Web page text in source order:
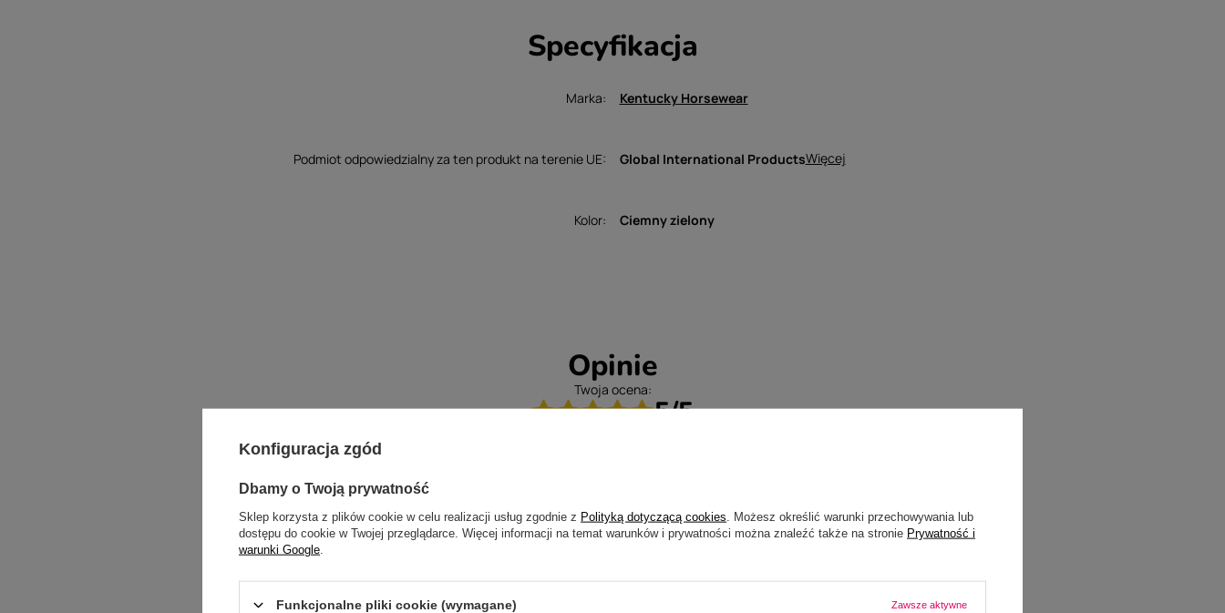
Specyfikacja
Marka Kentucky Horsewear
Podmiot odpowiedzialny za ten produkt na terenie UE Global International ProductsWięcej
Kolor Ciemny zielony
Opinie
Twoja ocena:
5/5
Konfiguracja zgód
Dbamy o Twoją prywatność
Sklep korzysta z plików cookie w celu realizacji usług zgodnie z Polityką dotyczącą cookies . Możesz określić warunki przechowywania lub
dostępu do cookie w Twojej przeglądarce. Więcej informacji na temat warunków i prywatności można znaleźć także na stronie Prywatność i
warunki Google
Funkcjonalne pliki cookie (wymagane) Zawsze aktywne